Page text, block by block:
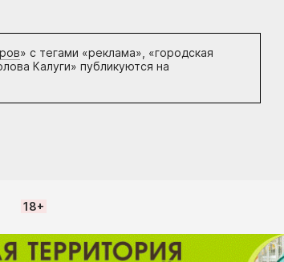
» с тегами «реклама», «городская
Калуги» публикуются на
18+